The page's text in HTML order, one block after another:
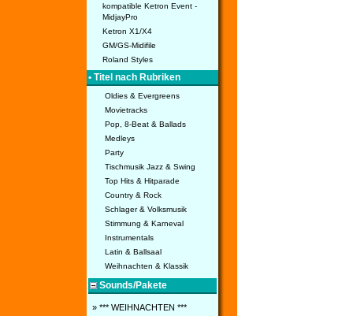
kompatible Ketron Event -
MidjayPro
Ketron X1/X4
GM/GS-Midifile
Roland Styles
• Titel nach Rubriken
Oldies & Evergreens
Movietracks
Pop, 8-Beat & Ballads
Medleys
Party
Tischmusik Jazz & Swing
Top Hits & Hitparade
Country & Rock
Schlager & Volksmusik
Stimmung & Karneval
Instrumentals
Latin & Ballsaal
Weihnachten & Klassik
Sounds/Pakete
» *** WEIHNACHTEN ***